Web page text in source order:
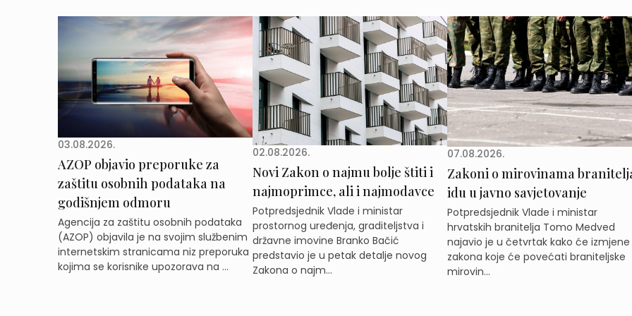
03.08.2026.
AZOP objavio preporuke za
zaštitu osobnih podataka na
godišnjem odmoru
Agencija za zaštitu osobnih podataka
(AZOP) objavila je na svojim službenim
internetskim stranicama niz preporuka
kojima se korisnike upozorava na ...
02.08.2026.
Novi Zakon o najmu bolje štiti i
najmoprimce, ali i najmodavce
Potpredsjednik Vlade i ministar
prostornog uređenja, graditeljstva i
državne imovine Branko Bačić
predstavio je u petak detalje novog
Zakona o najm...
07.08.2026.
Zakoni o mirovinama
idu u javno savjetovanje
Potpredsjednik Vlade i ministar
hrvatskih branitelja Tomo Medved
najavio je u četvrtak kako će izmjene
zakona koje će povećati braniteljske
mirovin...